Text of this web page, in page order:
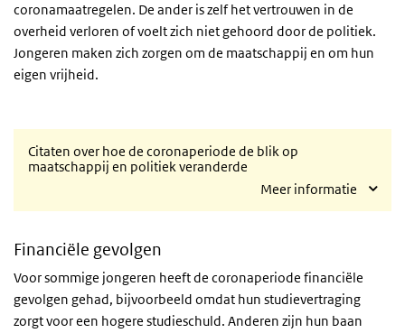
coronamaatregelen. De ander is zelf het vertrouwen in de
overheid verloren of voelt zich niet gehoord door de politiek.
Jongeren maken zich zorgen om de maatschappij en om hun
eigen vrijheid.
Citaten over hoe de coronaperiode de blik op
maatschappij en politiek veranderde
Meer informatie
Financiële gevolgen
Voor sommige jongeren heeft de coronaperiode financiële
gevolgen gehad, bijvoorbeeld omdat hun studievertraging
zorgt voor een hogere studieschuld. Anderen zijn hun baan